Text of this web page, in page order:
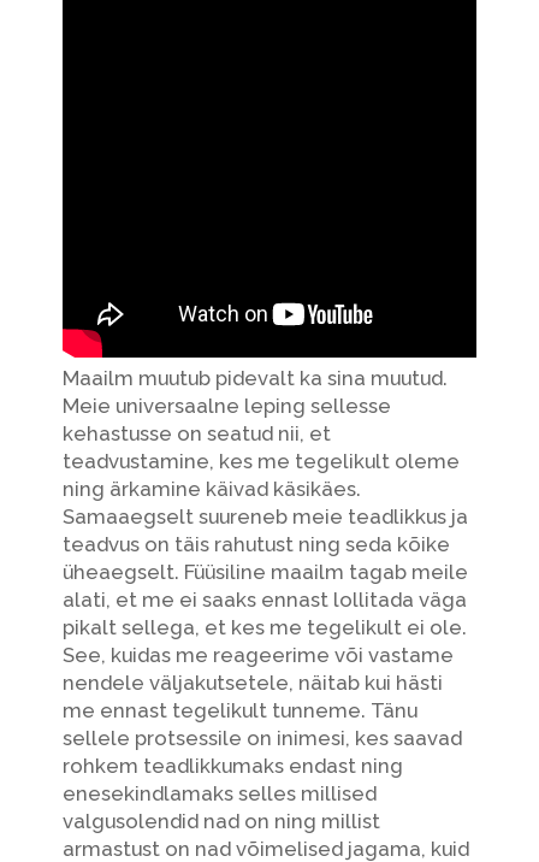
Maailm muutub pidevalt ka sina muutud.
Meie universaalne leping sellesse
kehastusse on seatud nii, et
teadvustamine, kes me tegelikult oleme
ning ärkamine käivad käsikäes.
Samaaegselt suureneb meie teadlikkus ja
teadvus on täis rahutust ning seda kõike
üheaegselt. Füüsiline maailm tagab meile
alati, et me ei saaks ennast lollitada väga
pikalt sellega, et kes me tegelikult ei ole.
See, kuidas me reageerime või vastame
nendele väljakutsetele, näitab kui hästi
me ennast tegelikult tunneme. Tänu
sellele protsessile on inimesi, kes saavad
rohkem teadlikkumaks endast ning
enesekindlamaks selles millised
valgusolendid nad on ning millist
armastust on nad võimelised jagama, kuid